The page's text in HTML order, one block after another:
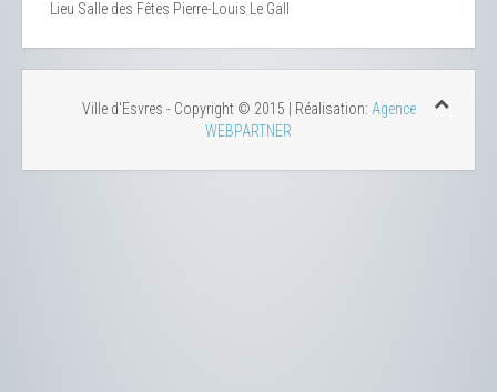
Lieu Salle des Fêtes Pierre-Louis Le Gall
Ville d'Esvres - Copyright © 2015 | Réalisation: Agence
WEBPARTNER